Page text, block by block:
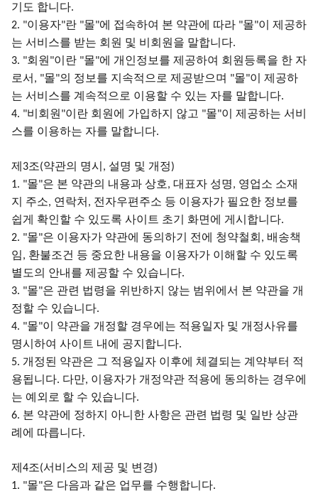
기도 합니다.
2. "이용자"란 "몰"에 접속하여 본 약관에 따라 "몰"이 제공하
는 서비스를 받는 회원 및 비회원을 말합니다.
3. "회원 "이란 "몰"에 개인정보를 제공하여 회원등록을 한 자
로서 , "몰"의 정보를 지속적으로 제공받으며 "몰"이 제공하
는 서비스를 계속적으로 이용할 수 있는 자를 말합니다.
4. "비회원 "이란 회원에 가입하지 않고 "몰"이 제공하는 서비
스를 이용하는 자를 말합니다.
제 3조(약관의 명시 , 설명 및 개정)
1. "몰"은 본 약관의 내용과 상호, 대표자 성명, 영업소 소재
지 주소, 연락처 , 전자우편주소 등 이용자가 필요한 정보를
쉽게 확인할 수 있도록 사이트 초기 화면에 게시합니다.
2. "몰"은 이용자가 약관에 동의하기 전에 청약철회 , 배송책
임, 환불조건 등 중요한 내용을 이용자가 이해할 수 있도록
별도의 안내를 제공할 수 있습니다.
3. "몰"은 관련 법령을 위반하지 않는 범위에서 본 약관을 개
정할 수 있습니다.
4. "몰"이 약관을 개정할 경우에는 적용일자 및 개정사유를
명시하여 사이트 내에 공지합니다.
5. 개정된 약관은 그 적용일자 이후에 체결되는 계약부터 적
용됩니다. 다만, 이용자가 개정약관 적용에 동의하는 경우에
는 예외로 할 수 있습니다.
6. 본 약관에 정하지 아니한 사항은 관련 법령 및 일반 상관
례에 따릅니다.
제 4조(서비스의 제공 및 변경)
1. "몰"은 다음과 같은 업무를 수행합니다.